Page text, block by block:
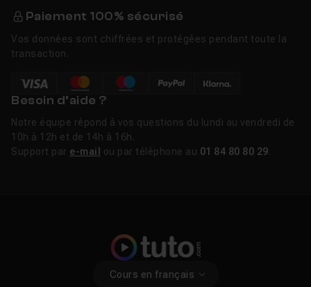
Paiement 100% sécurisé
Vos données sont chiffrées et protégées pendant toute la
transaction.
Besoin d’aide ?
Notre équipe répond à vos questions du lundi au vendredi de
10h à 12h et de 14h à 16h.
Support par e-mail ou par téléphone au 01 84 80 80 29
Cours en français